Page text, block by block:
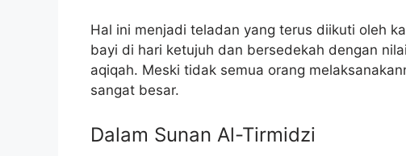
Hal ini menjadi teladan yang terus diikuti oleh
bayi di hari ketujuh dan bersedekah dengan
aqiqah. Meski tidak semua orang
sangat besar.
Dalam Sunan Al-Tirmidzi